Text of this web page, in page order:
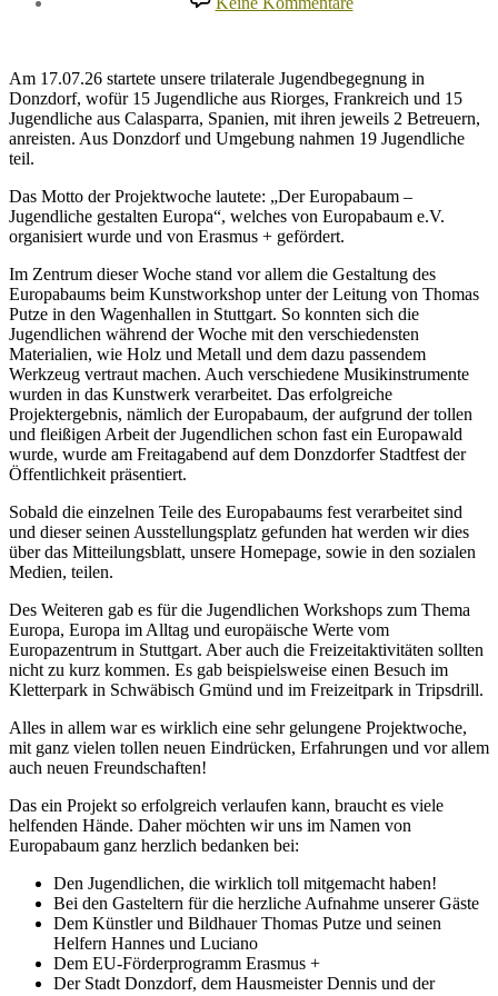
Trilaterale
Donzdorf
17.07.
–
26.07.26
Am 17.07.26 startete unsere trilaterale Jugendbegegnung in
Donzdorf, wofür 15 Jugendliche aus Riorges, Frankreich und 15
Jugendliche aus Calasparra, Spanien, mit ihren jeweils 2 Betreuern,
anreisten. Aus Donzdorf und Umgebung nahmen 19 Jugendliche
teil.
Das Motto der Projektwoche lautete: „Der Europabaum –
Jugendliche gestalten Europa“, welches von Europabaum e.V.
organisiert wurde und von Erasmus + gefördert.
Im Zentrum dieser Woche stand vor allem die Gestaltung des
Europabaums beim Kunstworkshop unter der Leitung von Thomas
Putze in den Wagenhallen in Stuttgart. So konnten sich die
Jugendlichen während der Woche mit den verschiedensten
Materialien, wie Holz und Metall und dem dazu passendem
Werkzeug vertraut machen. Auch verschiedene Musikinstrumente
wurden in das Kunstwerk verarbeitet. Das erfolgreiche
Projektergebnis, nämlich der Europabaum, der aufgrund der tollen
und fleißigen Arbeit der Jugendlichen schon fast ein Europawald
wurde, wurde am Freitagabend auf dem Donzdorfer Stadtfest der
Öffentlichkeit präsentiert.
Sobald die einzelnen Teile des Europabaums fest verarbeitet sind
und dieser seinen Ausstellungsplatz gefunden hat werden wir dies
über das Mitteilungsblatt, unsere Homepage, sowie in den sozialen
Medien, teilen.
Des Weiteren gab es für die Jugendlichen Workshops zum Thema
Europa, Europa im Alltag und europäische Werte vom
Europazentrum in Stuttgart. Aber auch die Freizeitaktivitäten sollten
nicht zu kurz kommen. Es gab beispielsweise einen Besuch im
Kletterpark in Schwäbisch Gmünd und im Freizeitpark in Tripsdrill.
Alles in allem war es wirklich eine sehr gelungene Projektwoche,
mit ganz vielen tollen neuen Eindrücken, Erfahrungen und vor allem
auch neuen Freundschaften!
Das ein Projekt so erfolgreich verlaufen kann, braucht es viele
helfenden Hände. Daher möchten wir uns im Namen von
Europabaum ganz herzlich bedanken bei:
Den Jugendlichen, die wirklich toll mitgemacht haben!
Bei den Gasteltern für die herzliche Aufnahme unserer Gäste
Dem Künstler und Bildhauer Thomas Putze und seinen
Helfern Hannes und Luciano
Dem EU-Förderprogramm Erasmus +
Der Stadt Donzdorf, dem Hausmeister Dennis und der